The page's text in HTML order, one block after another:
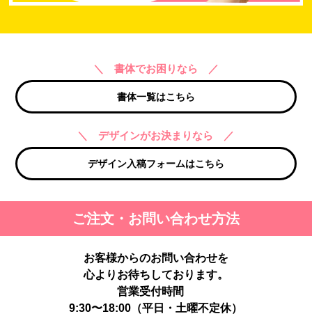
＼ 書体でお困りなら ／
書体一覧はこちら
＼ デザインがお決まりなら ／
デザイン入稿フォームはこちら
ご注文・お問い合わせ方法
お客様からのお問い合わせを
心よりお待ちしております。
営業受付時間
9:30〜18:00（平日・土曜不定休）